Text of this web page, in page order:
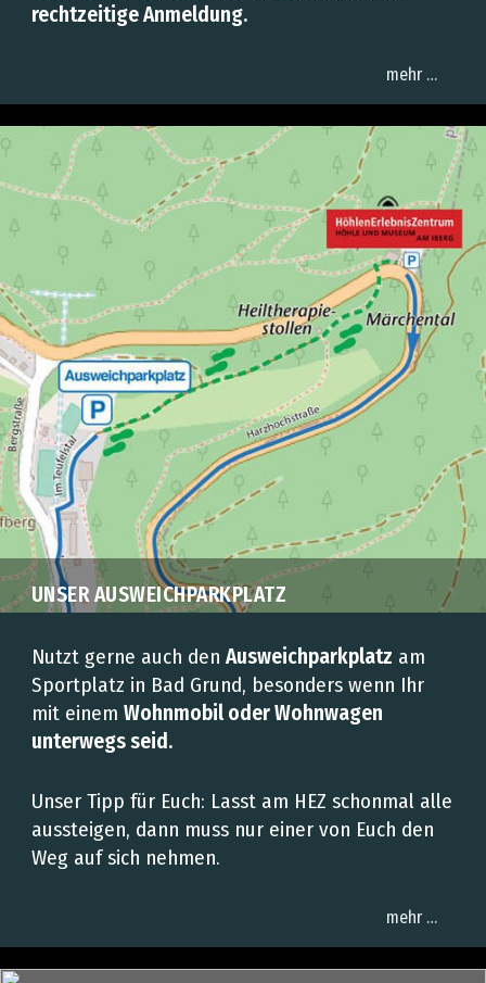
rechtzeitige Anmeldung.
mehr …
UNSER AUSWEICHPARKPLATZ
Nutzt gerne auch den Ausweichparkplatz am
Sportplatz in Bad Grund, besonders wenn Ihr
mit einem Wohnmobil oder Wohnwagen
unterwegs seid.
Unser Tipp für Euch: Lasst am HEZ schonmal alle
aussteigen, dann muss nur einer von Euch den
Weg auf sich nehmen.
mehr …